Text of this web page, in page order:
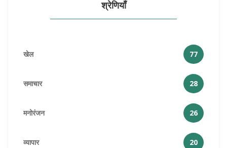
श्रेणियाँ
खेल 77
समाचार 28
मनोरंजन 26
व्यापार 20